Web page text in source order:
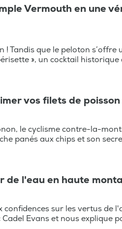
Vermouth en une
Tandis que le peloton s’offre
», un cocktail historique
vos filets de
le cyclisme contre-la-
panés aux chips et son
de l'eau en haute
sur les vertus de
Evans et nous explique